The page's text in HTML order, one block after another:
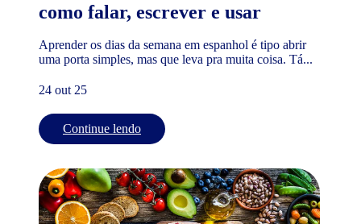
como falar, escrever e usar
Aprender os dias da semana em espanhol é tipo abrir
uma porta simples, mas que leva pra muita coisa. Tá...
24 out 25
Continue lendo